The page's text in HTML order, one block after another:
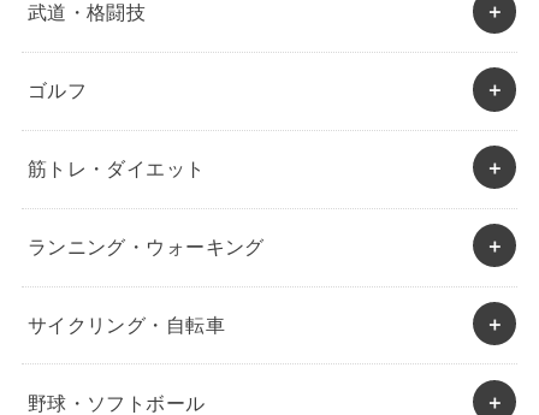
武道・格闘技
ゴルフ
筋トレ・ダイエット
ランニング・ウォーキング
サイクリング・自転車
野球・ソフトボール